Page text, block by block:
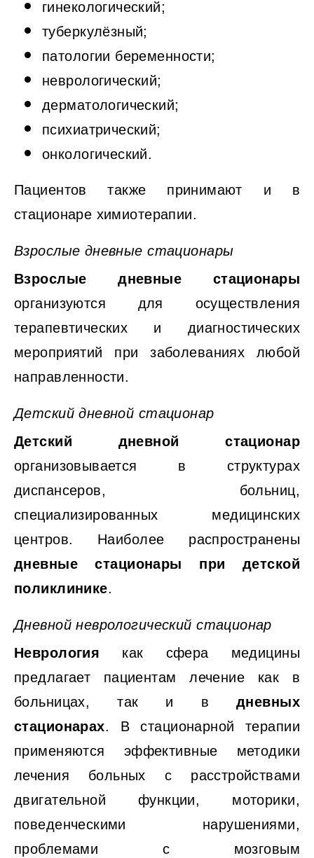
гинекологический;
туберкулёзный;
патологии беременности;
неврологический;
дерматологический;
психиатрический;
онкологический.
Пациентов также принимают и в
стационаре химиотерапии.
Взрослые дневные стационары
Взрослые дневные стационары
организуются для осуществления
терапевтических и диагностических
мероприятий при заболеваниях любой
направленности.
Детский дневной стационар
Детский дневной стационар
организовывается в структурах
диспансеров, больниц,
специализированных медицинских
центров. Наиболее распространены
дневные стационары при детской
поликлинике.
Дневной неврологический стационар
Неврология как сфера медицины
предлагает пациентам лечение как в
больницах, так и вдневных
стационарах. В стационарной терапии
применяются эффективные методики
лечения больных с расстройствами
двигательной функции, моторики,
поведенческими нарушениями,
проблемами с мозговым